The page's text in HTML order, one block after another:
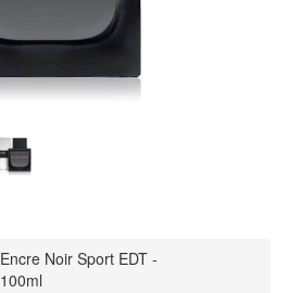
Encre Noir Sport EDT -
100ml